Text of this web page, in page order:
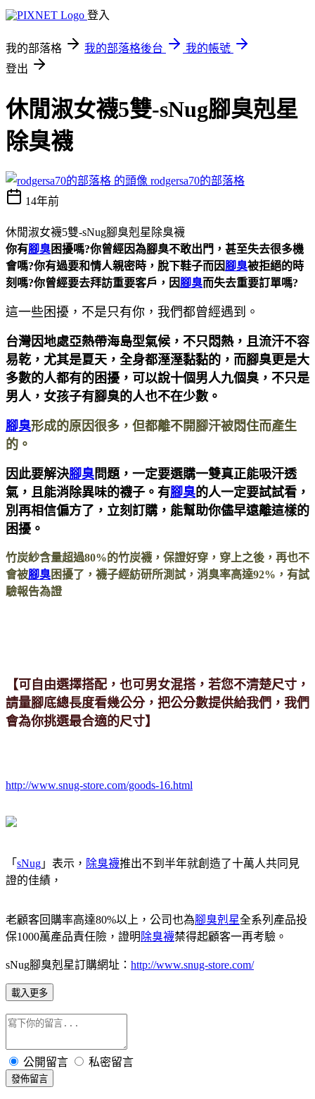
登入
我的部落格 我的部落格後台
我的帳號
登出
休閒淑女襪5雙-sNug腳臭剋星
除臭襪
rodgersa70的部落格
14年前
休閒淑女襪5雙-sNug腳臭剋星除臭襪
你有腳臭困擾嗎?你曾經因為腳臭不敢出門，甚至失去很多機
會嗎?你有過要和情人親密時，脫下鞋子而因腳臭被拒絕的時
刻嗎?你曾經要去拜訪重要客戶，因腳臭而失去重要訂單嗎?
這一些困擾，不是只有你，我們都曾經遇到。
台灣因地處亞熱帶海島型氣候，不只悶熱，且流汗不容
易乾，尤其是夏天，全身都溼溼黏黏的，而腳臭更是大
多數的人都有的困擾，可以說十個男人九個臭，不只是
男人，女孩子有腳臭的人也不在少數。
腳臭形成的原因很多，但都離不開腳汗被悶住而產生
的。
因此要解決腳臭問題，一定要選購一雙真正能吸汗透
氣，且能消除異味的襪子。有腳臭的人一定要試試看，
別再相信偏方了，立刻訂購，能幫助你儘早遠離這樣的
困擾。
竹炭紗含量超過80%的竹炭襪，保證好穿，穿上之後，再也不
會被腳臭困擾了，襪子經紡研所測試，消臭率高達92%，有試
驗報告為證
【可自由選擇搭配，也可男女混搭，若您不清楚尺寸，
請量腳底總長度看幾公分，把公分數提供給我們，我們
會為你挑選最合適的尺寸】
http://www.snug-store.com/goods-16.html
「 sNug 」表示， 除臭襪推出不到半年就創造了十萬人共同見
證的佳績，
老顧客回購率高達80%以上，公司也為腳臭剋星全系列產品投
保1000萬產品責任險，證明 除臭襪禁得起顧客一再考驗。
sNug腳臭剋星訂購網址： http://www.snug-store.com/
載入更多
公開留言 私密留言
發佈留言